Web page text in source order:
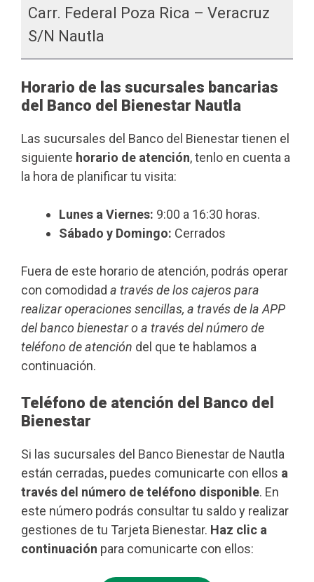
Carr. Federal Poza Rica – Veracruz
S/n Nautla
Horario de las sucursales bancarias
del Banco del Bienestar Nautla
Las sucursales del Banco del Bienestar tienen el
siguiente horario de atención, tenlo en cuenta a
la hora de planificar tu visita:
Lunes a Viernes: 9:00 a 16:30 horas.
Sábado y Domingo: Cerrados
Fuera de este horario de atención, podrás operar
con comodidad a través de los cajeros para
realizar operaciones sencillas, a través de la APP
del banco bienestar o a través del número de
teléfono de atención del que te hablamos a
continuación.
Teléfono de atención del Banco del
Bienestar
Si las sucursales del Banco Bienestar de Nautla
están cerradas, puedes comunicarte con ellos a
través del número de teléfono disponible. En
este número podrás consultar tu saldo y realizar
gestiones de tu Tarjeta Bienestar. Haz clic a
continuación para comunicarte con ellos: